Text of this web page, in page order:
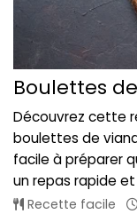
Boulettes
Découvrez cette
boulettes de
facile à préparer
un repas rapide
Recette facile